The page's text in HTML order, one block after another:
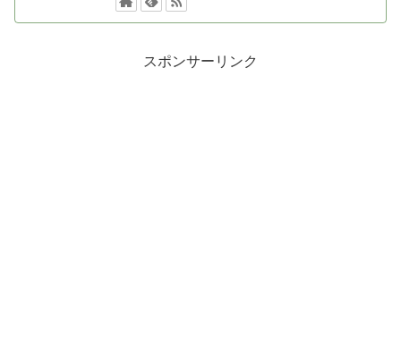
スポンサーリンク